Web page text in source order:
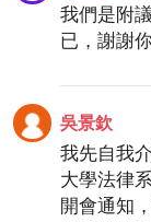
我們是附
已，謝謝
吳景欽
我先自我
大學法律
開會通知